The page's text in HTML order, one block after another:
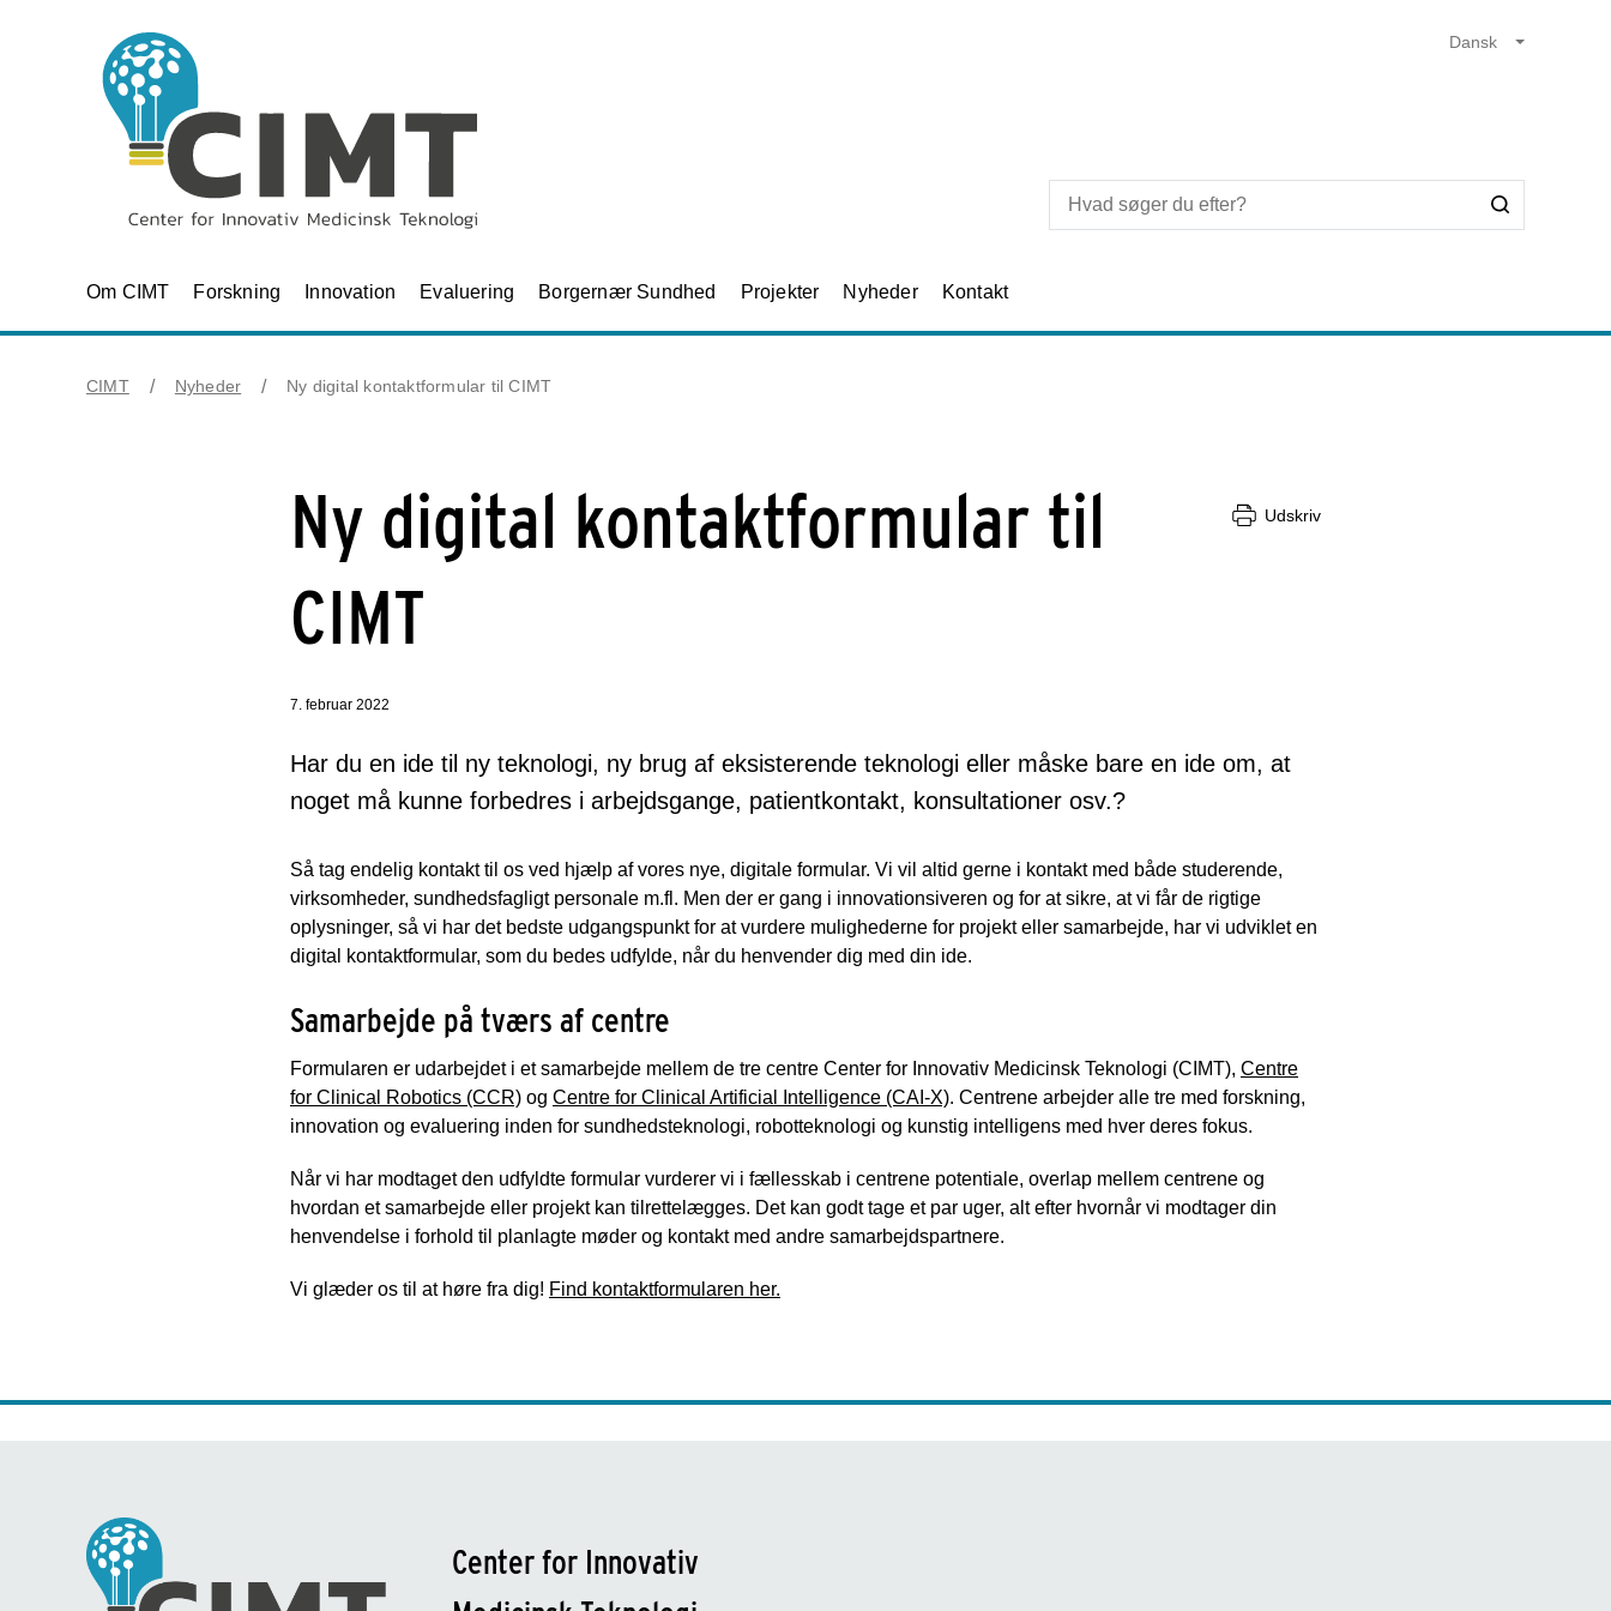
Om CIMT Forskning Innovation Evaluering Borgernær Sundhed Projekter Nyheder Kontakt
CIMT Nyheder Ny digital kontaktformular til CIMT
Ny digital kontaktformular til
CIMT
Udskriv
7. februar 2022
Har du en ide til ny teknologi, ny brug af eksisterende teknologi eller måske bare en ide om, at
noget må kunne forbedres i arbejdsgange, patientkontakt, konsultationer osv.?
Så tag endelig kontakt til os ved hjælp af vores nye, digitale formular. Vi vil altid gerne i kontakt med både studerende,
virksomheder, sundhedsfagligt personale m.fl. Men der er gang i innovationsiveren og for at sikre, at vi får de rigtige
oplysninger, så vi har det bedste udgangspunkt for at vurdere mulighederne for projekt eller samarbejde, har vi udviklet en
digital kontaktformular, som du bedes udfylde, når du henvender dig med din ide.
Samarbejde på tværs af centre
Formularen er udarbejdet i et samarbejde mellem de tre centre Center for Innovativ Medicinsk Teknologi (CIMT), Centre
for Clinical Robotics (CCR) og Centre for Clinical Artificial Intelligence (CAI-X). Centrene arbejder alle tre med forskning,
innovation og evaluering inden for sundhedsteknologi, robotteknologi og kunstig intelligens med hver deres fokus.
Når vi har modtaget den udfyldte formular vurderer vi i fællesskab i centrene potentiale, overlap mellem centrene og
hvordan et samarbejde eller projekt kan tilrettelægges. Det kan godt tage et par uger, alt efter hvornår vi modtager din
henvendelse i forhold til planlagte møder og kontakt med andre samarbejdspartnere.
Vi glæder os til at høre fra dig! Find kontaktformularen her.
Center for Innovativ